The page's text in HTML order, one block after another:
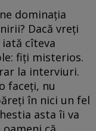
dominaţia
Dacă vreţi
cîteva
fiţi misterios.
la interviuri.
faceţi, nu
în nici un fel
asta îi va